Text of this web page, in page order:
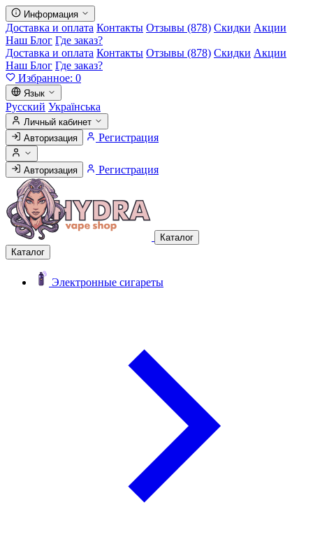
Информация
Доставка и оплата Контакты Отзывы (878) Скидки Акции
Наш Блог Где заказ?
Доставка и оплата Контакты Отзывы (878) Скидки Акции
Наш Блог Где заказ?
Избранное: 0
Язык
Русский Українська
Личный кабинет
Авторизация
Регистрация
Авторизация Регистрация
Каталог
Каталог
Электронные сигареты